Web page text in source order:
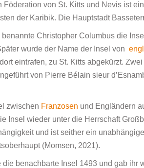
Föderation von St. Kitts und Nevis ist
der Karibik. Die Hauptstadt
Christopher Columbus die
wurde der Name der Insel von
eintrafen, zu St. Kitts abgekürzt.
von Pierre Bélain sieur
zwischen Franzosen und Engländern
Insel wieder unter die Herrschaft
und ist seither ein
(Momsen, 2021).
benachbarte Insel 1493 und gab ihr